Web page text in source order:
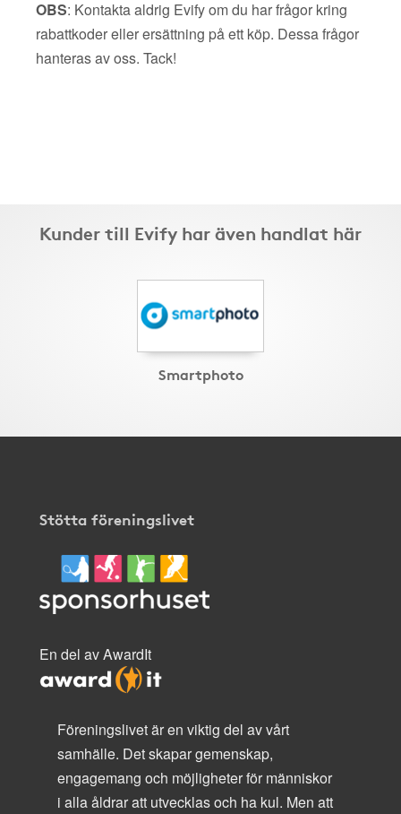
OBS: Kontakta aldrig Evify om du har frågor kring
rabattkoder eller ersättning på ett köp. Dessa frågor
hanteras av oss. Tack!
Kunder till Evify har även handlat här
Smartphoto
Stötta föreningslivet
En del av AwardIt
Föreningslivet är en viktig del av vårt
samhälle. Det skapar gemenskap,
engagemang och möjligheter för människor
i alla åldrar att utvecklas och ha kul. Men att